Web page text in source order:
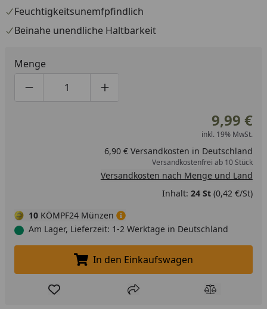
Feuchtigkeitsunemfpfindlich
Beinahe unendliche Haltbarkeit
Menge
Produktmenge um eins verringern
Produktmenge manuell eingeben
Produktmenge um eins erhöhen
9,99 €
inkl. 19% MwSt.
6,90 € Versandkosten in Deutschland
Versandkostenfrei ab 10 Stück
Versandkosten nach Menge und Land
Inhalt: 24 St(0,42 €/St)
10 KÖMPF24 Münzen
Am Lager, Lieferzeit: 1-2 Werktage in Deutschland
In den Einkaufswagen legen
In den Einkaufswagen
Produkt zur Wunschliste hinzufügen
Teilen Produkt